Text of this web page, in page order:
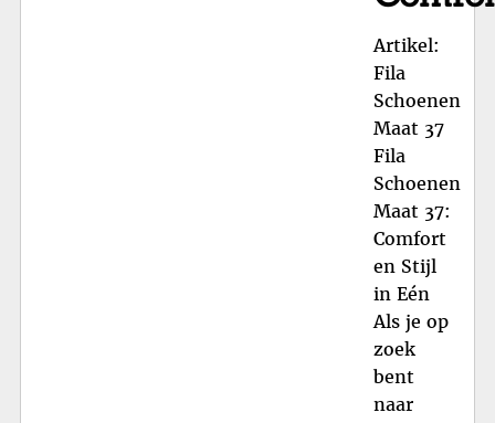
Artikel:
Fila
Schoenen
Maat 37
Fila
Schoenen
Maat 37:
Comfort
en Stijl
in Eén
Als je op
zoek
bent
naar